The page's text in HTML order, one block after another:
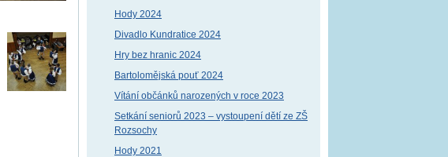
Hody 2024
Divadlo Kundratice 2024
Hry bez hranic 2024
Bartolomějská pouť 2024
Vítání občánků narozených v roce 2023
Setkání seniorů 2023 – vystoupení dětí ze ZŠ
Rozsochy
Hody 2021